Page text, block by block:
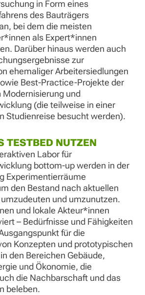
in Form eines
des Bauträgers
bei dem die meisten
als Expert*innen
Darüber hinaus werden auch
zur
ehemaliger Arbeitersiedlungen
Best-Practice-Projekte der
und
(die teilweise in einer
Studienreise besucht werden).
TESTBED NUTZEN
Labor für
bottom-up werden in der
Experimentierräume
den Bestand nach aktuellen
und umzunutzen.
und lokale Akteur*innen
– Bedürfnisse und Fähigkeiten
für die
Konzepten und prototypischen
den Bereichen Gebäude,
und Ökonomie, die
die Nachbarschaft und das
beleben.